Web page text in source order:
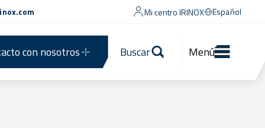
Mi centro IRINOX Español
con nosotros Buscar Menú